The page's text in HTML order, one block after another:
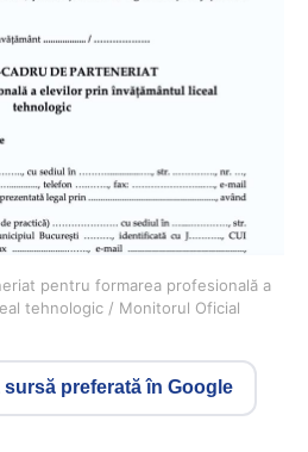
pentru formarea profesională a
tehnologic / Monitorul Oficial
preferată în Google